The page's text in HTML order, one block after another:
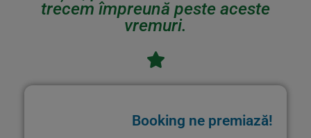
trecem împreună peste aceste
vremuri.
Booking ne premiază!